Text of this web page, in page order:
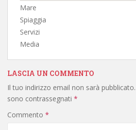
Mare
Spiaggia
Servizi
Media
LASCIA UN COMMENTO
Il tuo indirizzo email non sarà pubblicato.
sono contrassegnati *
Commento *